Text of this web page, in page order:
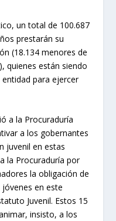
un total de 100.687
prestarán su
(18.134 menores de
quienes están siendo
para ejercer
a la Procuraduría
a los gobernantes
juvenil en estas
la Procuraduría por
la obligación de
en este
Juvenil. Estos 15
insisto, a los